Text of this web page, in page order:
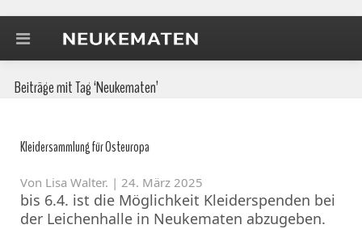
Beiträge mit Tag ‘Neukematen’
Kleidersammlung für Osteuropa
Von Lisa Walter. | 24. März 2025
bis 6.4. ist die Möglichkeit Kleiderspenden bei
der Leichenhalle in Neukematen abzugeben.